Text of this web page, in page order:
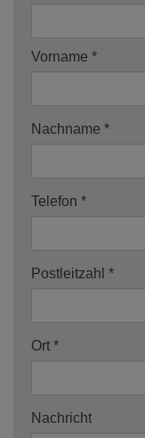
Vorname
Nachname
Telefon
Postleitzahl
Ort
Nachricht